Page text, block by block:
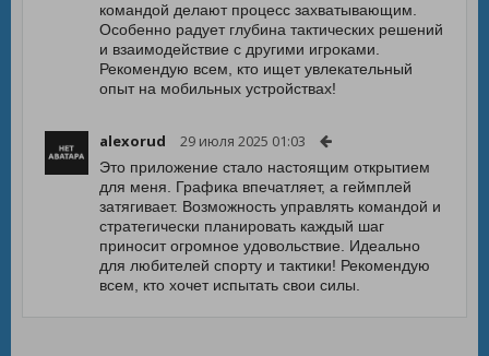
командой делают процесс захватывающим.
Особенно радует глубина тактических решений
и взаимодействие с другими игроками.
Рекомендую всем, кто ищет увлекательный
опыт на мобильных устройствах!
alexorud 29 июля 2025 01:03
Это приложение стало настоящим открытием
для меня. Графика впечатляет, а геймплей
затягивает. Возможность управлять командой и
стратегически планировать каждый шаг
приносит огромное удовольствие. Идеально
для любителей спорту и тактики! Рекомендую
всем, кто хочет испытать свои силы.